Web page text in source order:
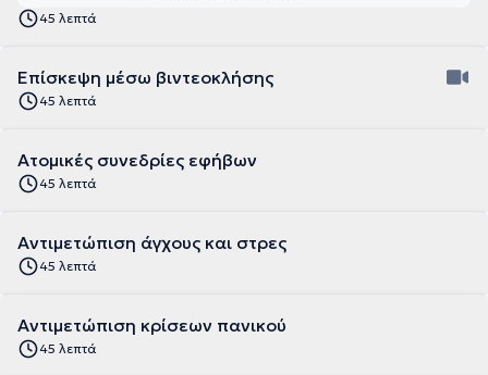
45 λεπτά
Επίσκεψη μέσω βιντεοκλήσης
45 λεπτά
Ατομικές συνεδρίες εφήβων
45 λεπτά
Αντιμετώπιση άγχους και στρες
45 λεπτά
Αντιμετώπιση κρίσεων πανικού
45 λεπτά